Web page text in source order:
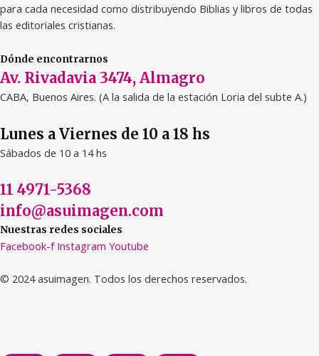
para cada necesidad como distribuyendo Biblias y libros de todas
las editoriales cristianas.
Dónde encontrarnos
Av. Rivadavia 3474, Almagro
CABA, Buenos Aires. (A la salida de la estación Loria del subte A.)
Lunes a Viernes de 10 a 18 hs
Sábados de 10 a 14 hs
11 4971-5368
info@asuimagen.com
Nuestras redes sociales
Facebook-f Instagram Youtube
© 2024 asuimagen. Todos los derechos reservados.